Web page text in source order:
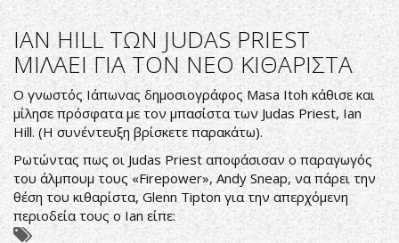
ΚΡΑΤΑ
ΡΕ
ΦΙΛΕ
GLENN
TIPTON)
ΓΕΡΑ
IAN HILL ΤΩΝ JUDAS PRIEST
ΜΙΛΑΕΙ ΓΙΑ ΤΟΝ ΝΕΟ ΚΙΘΑΡΙΣΤΑ
O γνωστός Ιάπωνας δημοσιογράφος Masa Itoh κάθισε και
μίλησε πρόσφατα με τον μπασίστα των Judas Priest, Ian
Hill. (Η συνέντευξη βρίσκετε παρακάτω).
Ρωτώντας πως οι Judas Priest αποφάσισαν ο παραγωγός
του άλμπουμ τους «Firepower», Andy Sneap, να πάρει την
θέση του κιθαρίστα, Glenn Tipton για την απερχόμενη
περιοδεία τους ο Ian είπε: